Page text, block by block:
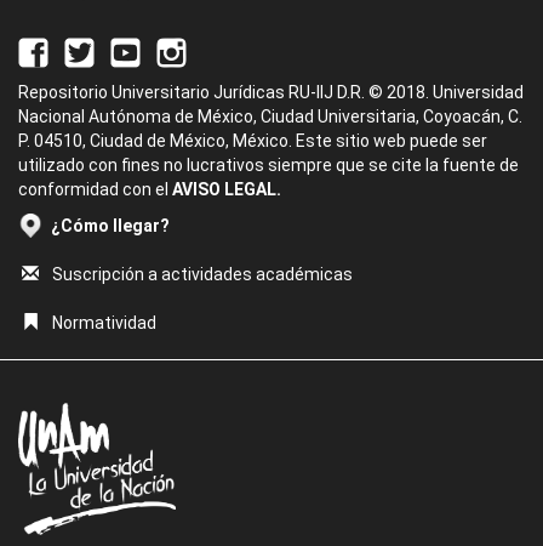
Repositorio Universitario Jurídicas RU-IIJ D.R. © 2018. Universidad
Nacional Autónoma de México, Ciudad Universitaria, Coyoacán, C.
P. 04510, Ciudad de México, México. Este sitio web puede ser
utilizado con fines no lucrativos siempre que se cite la fuente de
conformidad con el AVISO LEGAL.
¿Cómo llegar?
Suscripción a actividades académicas
Normatividad